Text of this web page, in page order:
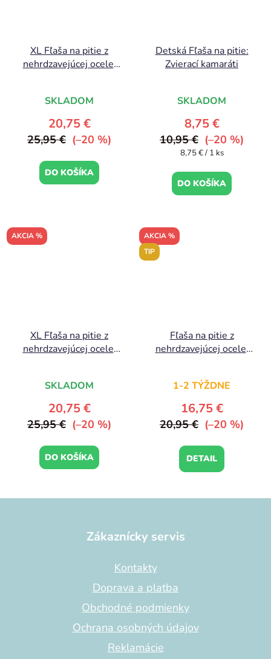
XL Fľaša na pitie z
nehrdzavejúcej ocele:
SKLADOM
20,75 €
25,95 € (–20 %)
DO KOŠÍKA
Detská Fľaša na pitie:
Zvierací kamaráti
SKLADOM
8,75 €
10,95 € (–20 %)
Jednotková
8,75 € / 1 ks
DO KOŠÍKA
AKCIA %
XL Fľaša na pitie z
nehrdzavejúcej ocele:
SKLADOM
20,75 €
25,95 € (–20 %)
DO KOŠÍKA
AKCIA %
TIP
Fľaša na pitie z
nehrdzavejúcej ocele:
1-2 TÝŽDNE
16,75 €
20,95 € (–20 %)
DETAIL
Zákaznícky servis
Kontakty
Doprava a platba
Obchodné podmienky
Ochrana osobných údajov
Reklamácie